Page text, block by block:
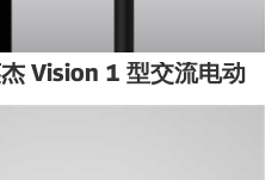
Vision 1 型交流电动